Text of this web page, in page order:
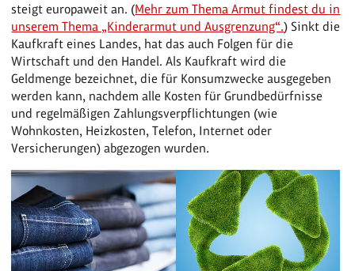
steigt europaweit an. (Mehr zum Thema Armut findest du in
unserem Thema „Kinderarmut und Ausgrenzung“.) Sinkt die
Kaufkraft eines Landes, hat das auch Folgen für die
Wirtschaft und den Handel. Als Kaufkraft wird die
Geldmenge bezeichnet, die für Konsumzwecke ausgegeben
werden kann, nachdem alle Kosten für Grundbedürfnisse
und regelmäßigen Zahlungsverpflichtungen (wie
Wohnkosten, Heizkosten, Telefon, Internet oder
Versicherungen) abgezogen wurden.